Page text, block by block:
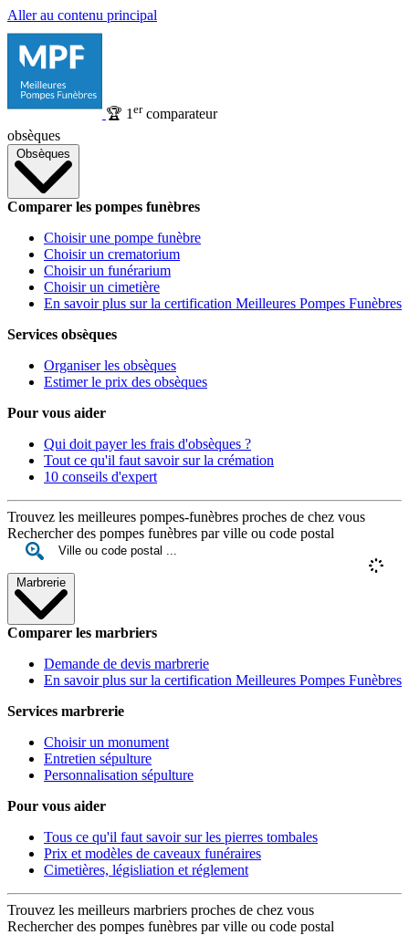
Aller au contenu principal
🏆 1 ercomparateur
obsèques
Obsèques
Comparer les pompes funèbres
Choisir une pompe funèbre
Choisir un crematorium
Choisir un funérarium
Choisir un cimetière
En savoir plus sur la certification Meilleures Pompes Funèbres
Services obsèques
Organiser les obsèques
Estimer le prix des obsèques
Pour vous aider
Qui doit payer les frais d'obsèques ?
Tout ce qu'il faut savoir sur la crémation
10 conseils d'expert
Trouvez les meilleures pompes-funèbres proches de chez vous
Rechercher des pompes funèbres par ville ou code postal
Marbrerie
Comparer les marbriers
Demande de devis marbrerie
En savoir plus sur la certification Meilleures Pompes Funèbres
Services marbrerie
Choisir un monument
Entretien sépulture
Personnalisation sépulture
Pour vous aider
Tous ce qu'il faut savoir sur les pierres tombales
Prix et modèles de caveaux funéraires
Cimetières, législiation et réglement
Trouvez les meilleurs marbriers proches de chez vous
Rechercher des pompes funèbres par ville ou code postal